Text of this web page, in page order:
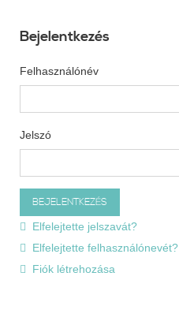
Bejelentkezés
Felhasználónév
Jelszó
Elfelejtette jelszavát?
Elfelejtette felhasználónevét?
Fiók létrehozása